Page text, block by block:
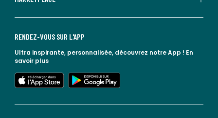
RENDEZ-VOUS SUR L'APP
Ultra inspirante, personnalisée, découvrez notre App ! En
savoir plus
lien vers l'app store
lien vers google play